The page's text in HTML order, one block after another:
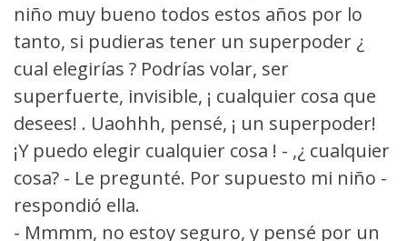
niño muy bueno todos estos años por lo
tanto, si pudieras tener un superpoder ¿
cual elegirías ? Podrías volar, ser
superfuerte, invisible, ¡ cualquier cosa que
desees! . Uaohhh, pensé, ¡ un superpoder!
¡Y puedo elegir cualquier cosa ! - ,¿ cualquier
cosa? - Le pregunté. Por supuesto mi niño -
respondió ella.
- Mmmm, no estoy seguro, y pensé por un